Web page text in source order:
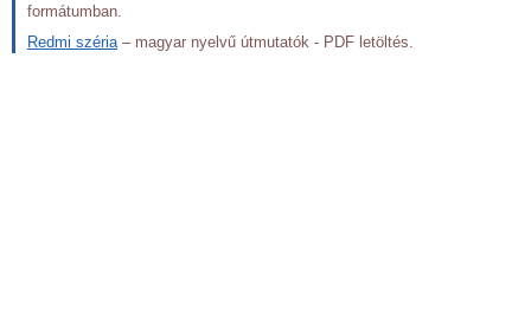
formátumban.
Redmi széria – magyar nyelvű útmutatók - PDF letöltés.